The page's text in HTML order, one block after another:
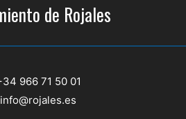
de Rojales
966 71 50 01
info@rojales.es